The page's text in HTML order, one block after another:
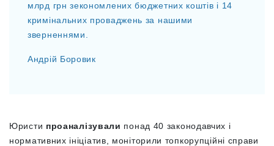
млрд грн зекономлених бюджетних коштів і 14
кримінальних проваджень за нашими
зверненнями.
Андрій Боровик
Юристи проаналізували понад 40 законодавчих і
нормативних ініціатив, моніторили топкорупційні справи